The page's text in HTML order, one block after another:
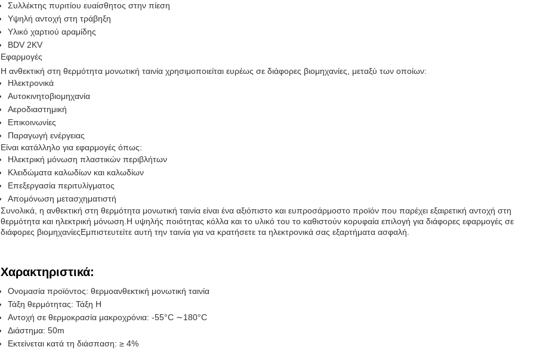
Συλλέκτης πυριτίου ευαίσθητος στην πίεση
Υψηλή αντοχή στη τράβηξη
Υλικό χαρτιού αραμίδης
BDV 2KV
Εφαρμογές
Η ανθεκτική στη θερμότητα μονωτική ταινία χρησιμοποιείται ευρέως σε διάφορες βιομηχανίες, μεταξύ των οποίων:
Ηλεκτρονικά
Αυτοκινητοβιομηχανία
Αεροδιαστημική
Επικοινωνίες
Παραγωγή ενέργειας
Είναι κατάλληλο για εφαρμογές όπως:
Ηλεκτρική μόνωση πλαστικών περιβλήτων
Κλειδώματα καλωδίων και καλωδίων
Επεξεργασία περιτυλίγματος
Απομόνωση μετασχηματιστή
Συνολικά, η ανθεκτική στη θερμότητα μονωτική ταινία είναι ένα αξιόπιστο και ευπροσάρμοστο προϊόν που παρέχει εξαιρετική αντοχή στη
θερμότητα και ηλεκτρική μόνωση.Η υψηλής ποιότητας κόλλα και το υλικό του το καθιστούν κορυφαία επιλογή για διάφορες εφαρμογές σε
διάφορες βιομηχανίεςΕμπιστευτείτε αυτή την ταινία για να κρατήσετε τα ηλεκτρονικά σας εξαρτήματα ασφαλή.
Χαρακτηριστικά:
Ονομασία προϊόντος: θερμοανθεκτική μονωτική ταινία
Τάξη θερμότητας: Τάξη H
Αντοχή σε θερμοκρασία μακροχρόνια: -55°C ∼180°C
Διάστημα: 50m
Εκτείνεται κατά τη διάσπαση: ≥ 4%